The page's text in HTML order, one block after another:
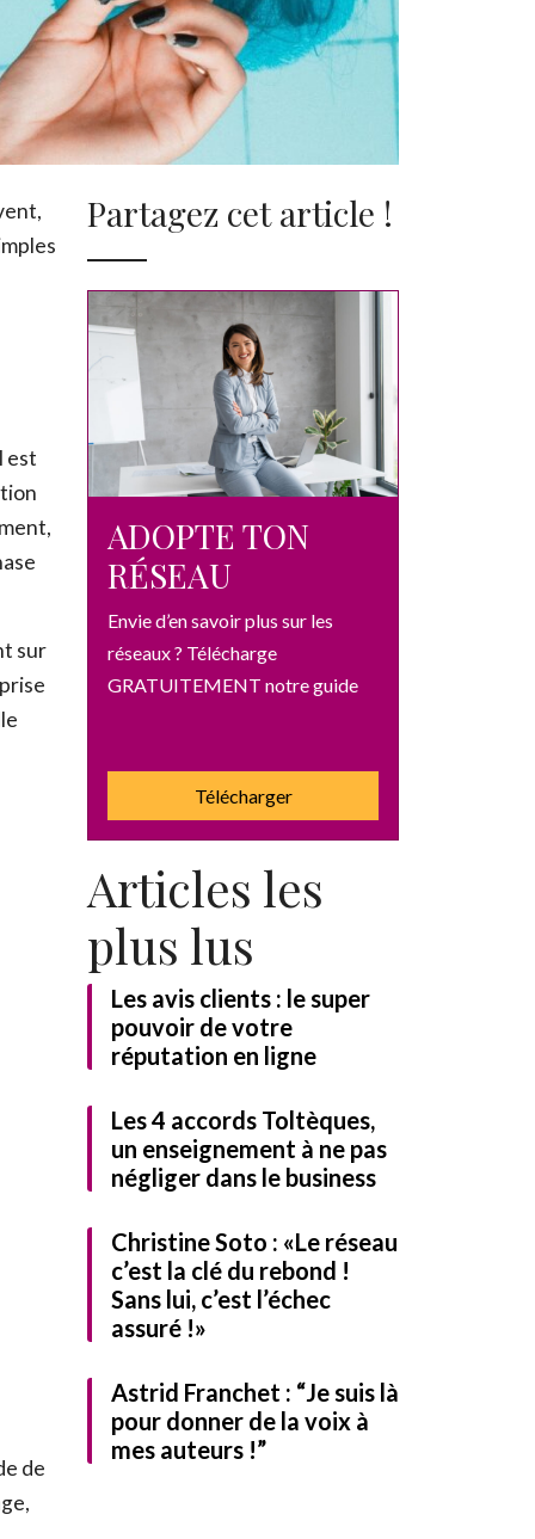
notre guide
est
sur
de
Partagez cet article !
ADOPTE TON
RÉSEAU
Envie d’en savoir plus sur les
réseaux ? Télécharge
GRATUITEMENT notre guide
Télécharger
Articles les
plus lus
Les avis clients : le super
pouvoir de votre
réputation en ligne
Les 4 accords Toltèques,
un enseignement à ne pas
négliger dans le business
Christine Soto : «Le réseau
c’est la clé du rebond !
Sans lui, c’est l’échec
assuré !»
Astrid Franchet : “Je suis là
pour donner de la voix à
mes auteurs !”